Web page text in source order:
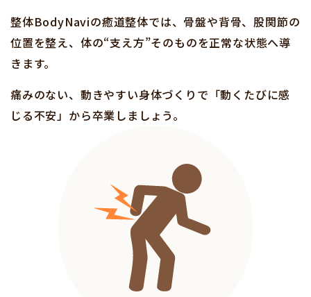
整体BodyNaviの癒道整体では、骨盤や背骨、股関節の
位置を整え、体の“支え方”そのものを正常な状態へ導
きます。
痛みのない、動きやすい身体づくりで「動くたびに感
じる不安」から卒業しましょう。